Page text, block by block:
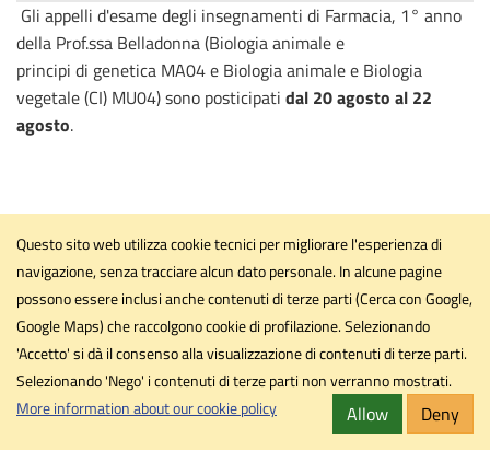
Gli appelli d'esame degli insegnamenti di Farmacia, 1° anno
della Prof.ssa Belladonna (Biologia animale e
principi di genetica MA04 e Biologia animale e Biologia
vegetale (CI) MU04) sono posticipati dal 20 agosto al 22
agosto.
Workshop - Enabling
technologies - April 29 2025
Questo sito web utilizza cookie tecnici per migliorare l'esperienza di
navigazione, senza tracciare alcun dato personale. In alcune pagine
possono essere inclusi anche contenuti di terze parti (Cerca con Google,
Google Maps) che raccolgono cookie di profilazione. Selezionando
'Accetto' si dà il consenso alla visualizzazione di contenuti di terze parti.
Selezionando 'Nego' i contenuti di terze parti non verranno mostrati.
More information about our cookie policy
Allow Deny